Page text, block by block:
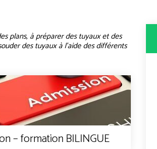
plans, à préparer des tuyaux et des
des tuyaux à l’aide des différents
– formation BILINGUE